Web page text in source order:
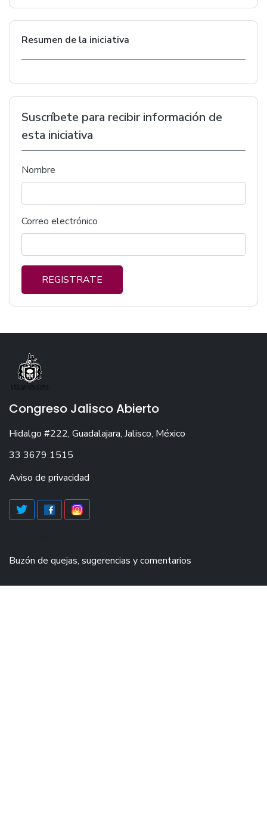
Resumen de la iniciativa
Suscríbete para recibir información de
esta iniciativa
Nombre
Correo electrónico
REGISTRATE
Congreso Jalisco Abierto
Hidalgo #222, Guadalajara, Jalisco, México
33 3679 1515
Aviso de privacidad
Buzón de quejas, sugerencias y comentarios